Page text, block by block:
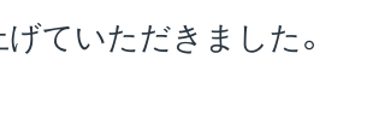
情報
ていただきました。